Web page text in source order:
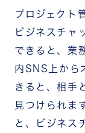
プロジェクト
ビジネスチャ
できると、業
内SNS上から
きると、相手
見つけられま
と、ビジネス